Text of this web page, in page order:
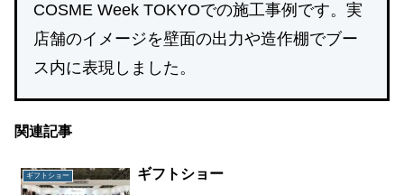
COSME Week TOKYOでの施工事例です。実
店舗のイメージを壁面の出力や造作棚でブー
ス内に表現しました。
関連記事
ギフトショー ギフトショー